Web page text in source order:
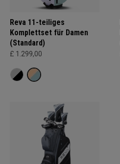
Reva 11-teiliges
Komplettset für Damen
(Standard)
£ 1.299,00